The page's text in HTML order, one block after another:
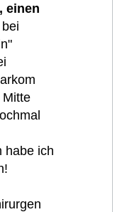
einen
bei
Mitte
habe ich